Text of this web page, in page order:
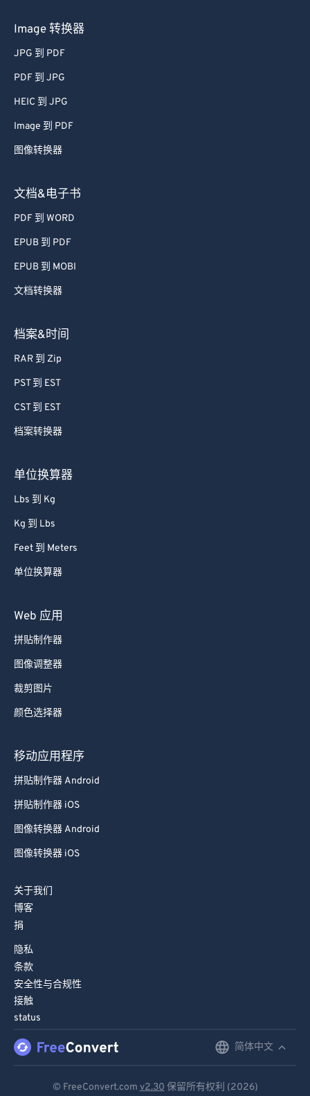
Image 转换器
JPG 到 PDF
PDF 到 JPG
HEIC 到 JPG
Image 到 PDF
图像转换器
文档&电子书
PDF 到 WORD
EPUB 到 PDF
EPUB 到 MOBI
文档转换器
档案&时间
RAR 到 Zip
PST 到 EST
CST 到 EST
档案转换器
单位换算器
Lbs 到 Kg
Kg 到 Lbs
Feet 到 Meters
单位换算器
Web 应用
拼贴制作器
图像调整器
裁剪图片
颜色选择器
移动应用程序
拼贴制作器 Android
拼贴制作器 iOS
图像转换器 Android
图像转换器 iOS
关于我们
博客
捐
隐私
条款
安全性与合规性
接触
status
简体中文
© FreeConvert.com v2.30 保留所有权利 (2026)